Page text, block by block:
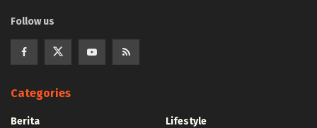
Follow us
Categories
Berita
Lifestyle